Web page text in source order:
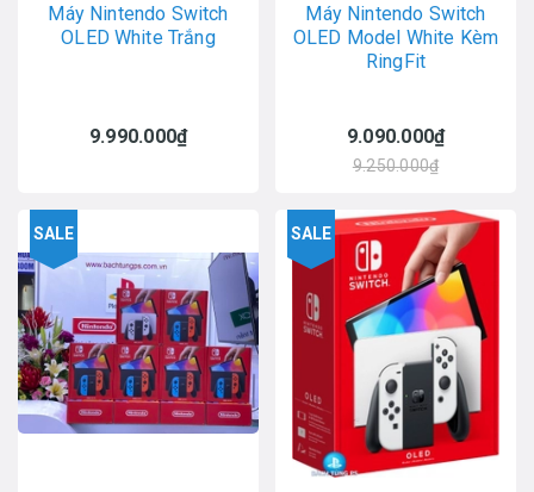
Máy Nintendo Switch
OLED White Trắng
9.990.000₫
Máy Nintendo Switch
OLED Model White Kèm
RingFit
9.090.000₫
9.250.000₫
SALE SALE